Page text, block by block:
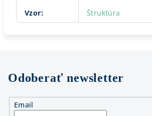
Vzor: Štruktúra
Odoberať newsletter
Email